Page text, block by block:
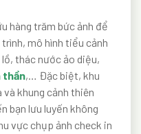
hàng trăm bức ảnh để
mô hình tiểu cảnh
thác nước ảo diệu,
thần,… Đặc biệt, khu
khung cảnh thiên
bạn lưu luyến không
vực chụp ảnh check in